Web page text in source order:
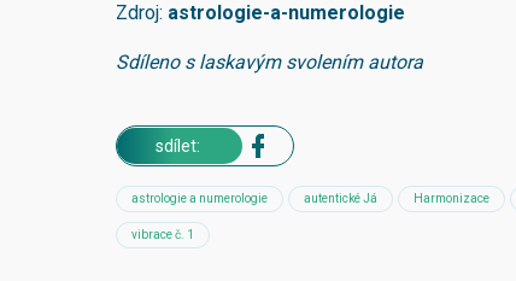
Zdroj: astrologie-a-numerologie
Sdíleno s laskavým svolením autora
sdílet:
astrologie a numerologie autentické Já Harmonizace
vibrace č. 1